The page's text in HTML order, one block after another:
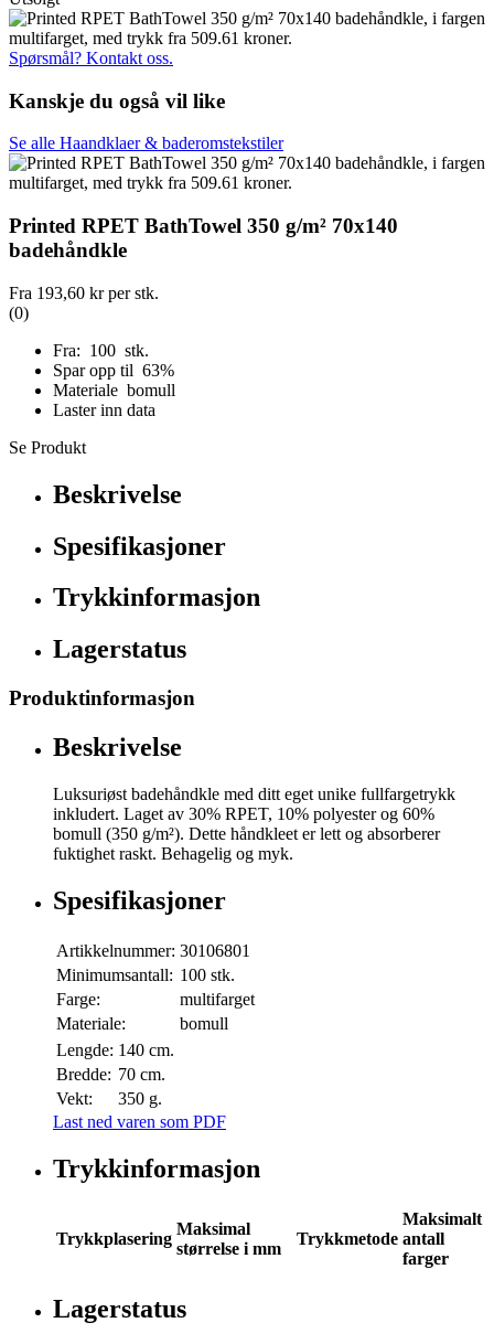
Spørsmål? Kontakt oss.
Kanskje du også vil like
Se alle Haandklaer & baderomstekstiler
Printed RPET BathTowel 350 g/m² 70x140
badehåndkle
Fra 193,60 krper stk.
(0)
Fra: 100 stk.
Spar opp til 63%
Materiale bomull
Laster inn data
Se Produkt
Beskrivelse
Spesifikasjoner
Trykkinformasjon
Lagerstatus
Produktinformasjon
Beskrivelse
Luksuriøst badehåndkle med ditt eget unike fullfargetrykk
inkludert. Laget av 30% RPET, 10% polyester og 60%
bomull (350 g/m²). Dette håndkleet er lett og absorberer
fuktighet raskt. Behagelig og myk.
Spesifikasjoner
Artikkelnummer: 30106801
Minimumsantall: 100 stk.
Farge:
multifarget
Materiale:
bomull
Lengde: 140 cm.
Bredde: 70 cm.
Vekt:
350 g.
Last ned varen som PDF
Trykkinformasjon
Trykkplasering
Maksimal
størrelse i mm
Trykkmetode
Maksimalt
antall
farger
Lagerstatus